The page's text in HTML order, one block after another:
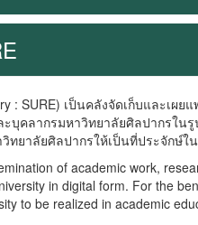
เป็นคลังจัดเก็บและเผยแ
คลากรมหาวิทยาลัยศิลปากรใน
ทยาลัยศิลปากรให้เป็นที่ประจักษ์ใ
of academic work,
in digital form. For the
to be realized in academic